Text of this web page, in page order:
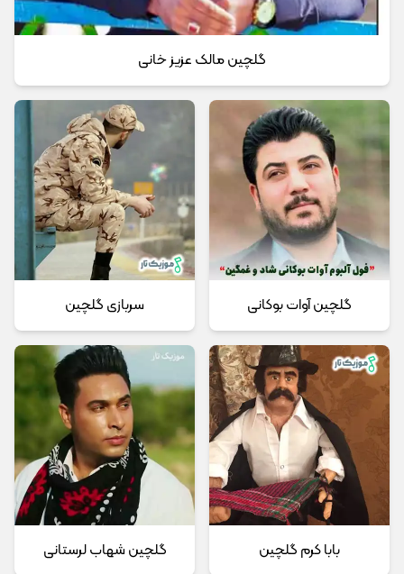
گلچین مالک عزیز خانی
گلچین آوات بوکانی سربازی گلچین
بابا کرم گلچین گلچین شهاب لرستانی